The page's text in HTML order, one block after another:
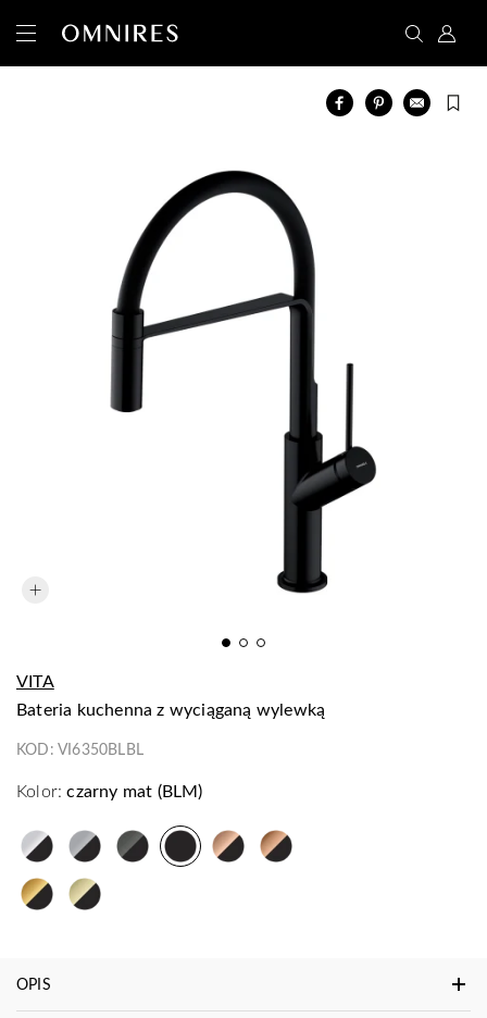
VITA
bateria kuchenna z wyciąganą wylewką
KOD: VI6350BLBL
Kolor: czarny mat (BLM)
OPIS